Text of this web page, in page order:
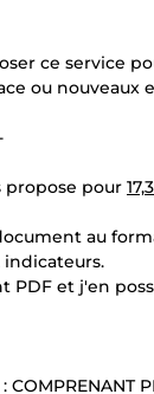
ce service
ou nouveaux
propose pour
au
indicateurs.
PDF et j'en